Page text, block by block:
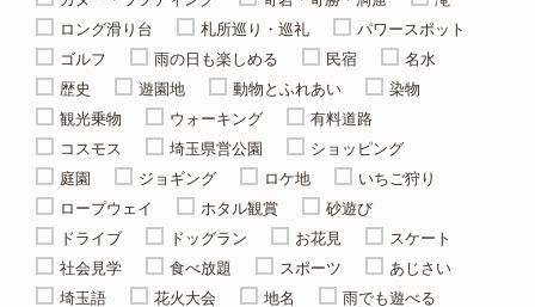
ロング滑り台
札所巡り・巡礼
パワースポット
ゴルフ
雨の日も楽しめる 民宿
名水
歴史
遊園地 動物とふれあい
染物
観光乗物
ウォーキング
有料道路
コスモス
埼玉県営公園
ショッピング
庭園
ジョギング ロケ地
いちご狩り
ロープウェイ
ホタル観賞
砂遊び
ドライブ
ドッグラン お花見
スケート
社会見学
食べ放題 スポーツ
あじさい
埼玉語
花火大会 地名
雨でも遊べる